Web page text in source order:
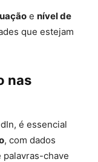
e nível de
que estejam
nas
é essencial
, com dados
palavras-chave